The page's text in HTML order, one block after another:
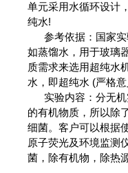
单元采用水循环设计
纯水!
参考依据：国家实
如蒸馏水，用于玻璃
质需求来选用超纯水
水，即超纯水 (严格
实验内容：分无
的有机物质，所以除
细菌。客户可以根据
原子荧光及环境监测
菌，除有机物，除热源